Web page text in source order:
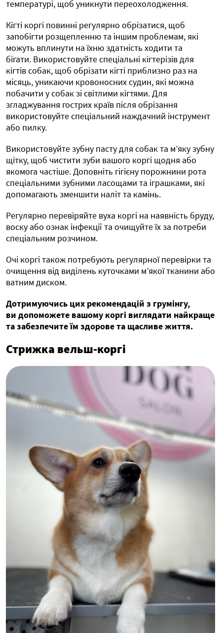
температурі, щоб уникнути переохолодження.
Кігті коргі повинні регулярно обрізатися, щоб
запобігти розщепленню та іншим проблемам, які
можуть вплинути на їхню здатність ходити та
бігати. Використовуйте спеціальні кігтерізів для
кігтів собак, щоб обрізати кігті приблизно раз на
місяць, уникаючи кровоносних судин, які можна
побачити у собак зі світлими кігтями. Для
згладжування гострих країв після обрізання
використовуйте спеціальний наждачний інструмент
або пилку.
Використовуйте зубну пасту для собак та м’яку зубну
щітку, щоб чистити зуби вашого коргі щодня або
якомога частіше. Доповніть гігієну порожнини рота
спеціальними зубними ласощами та іграшками, які
допомагають зменшити наліт та камінь.
Регулярно перевіряйте вуха коргі на наявність бруду,
воску або ознак інфекції та очищуйте їх за потреби
спеціальним розчином.
Очі коргі також потребують регулярної перевірки та
очищення від виділень куточками м’якої тканини або
ватним диском.
Дотримуючись цих рекомендацій з грумінгу,
ви допоможете вашому коргі виглядати найкраще
та забезпечите їм здорове та щасливе життя.
Стрижка вельш-коргі